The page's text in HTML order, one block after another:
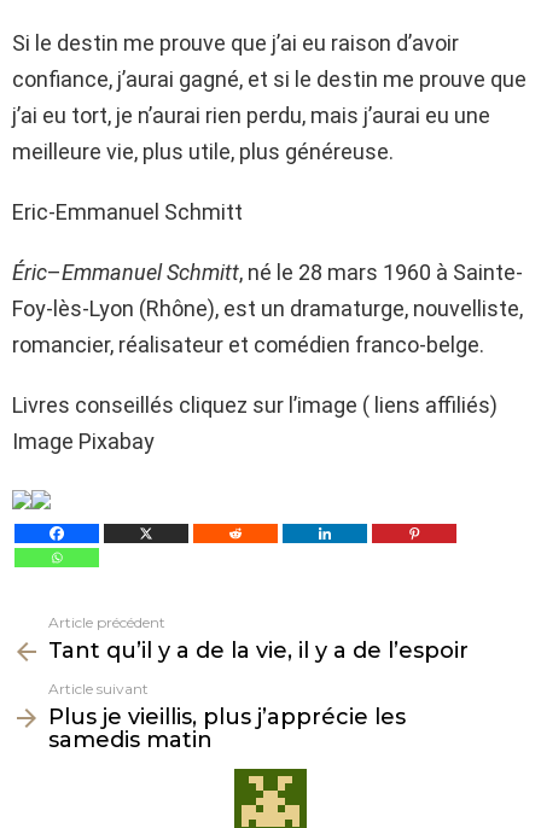
Si le destin me prouve que j’ai eu raison d’avoir
confiance, j’aurai gagné, et si le destin me prouve que
j’ai eu tort, je n’aurai rien perdu, mais j’aurai eu une
meilleure vie, plus utile, plus généreuse.
Eric-Emmanuel Schmitt
Éric–Emmanuel Schmitt, né le 28 mars 1960 à Sainte-
Foy-lès-Lyon (Rhône), est un dramaturge, nouvelliste,
romancier, réalisateur et comédien franco-belge.
Livres conseillés cliquez sur l’image ( liens affiliés)
Image Pixabay
plus
Article précédent
Tant qu’il y a de la vie, il y a de l’espoir
Article suivant
Plus je vieillis, plus j’apprécie les
samedis matin